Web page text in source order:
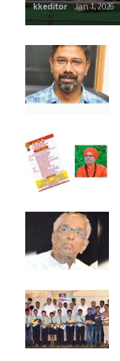
kkeditor Jan 1, 2026